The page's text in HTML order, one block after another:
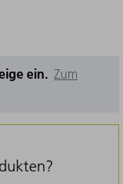
ein. Zum